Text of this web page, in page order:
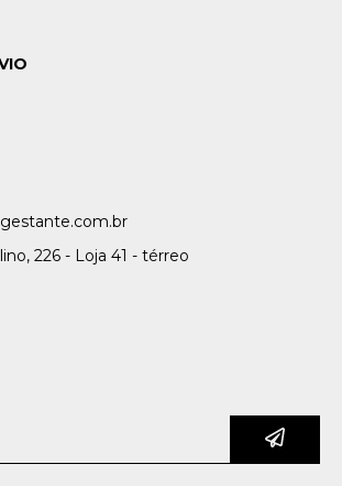
226 - Loja 41 - térreo